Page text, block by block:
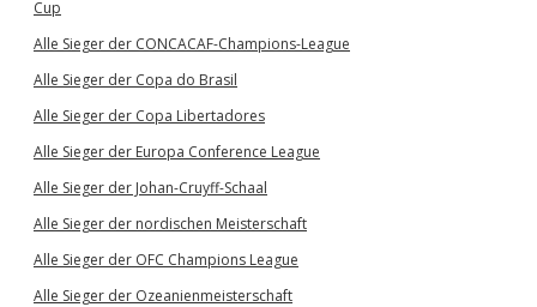
Cup
Alle Sieger der CONCACAF-Champions-League
Alle Sieger der Copa do Brasil
Alle Sieger der Copa Libertadores
Alle Sieger der Europa Conference League
Alle Sieger der Johan-Cruyff-Schaal
Alle Sieger der nordischen Meisterschaft
Alle Sieger der OFC Champions League
Alle Sieger der Ozeanienmeisterschaft